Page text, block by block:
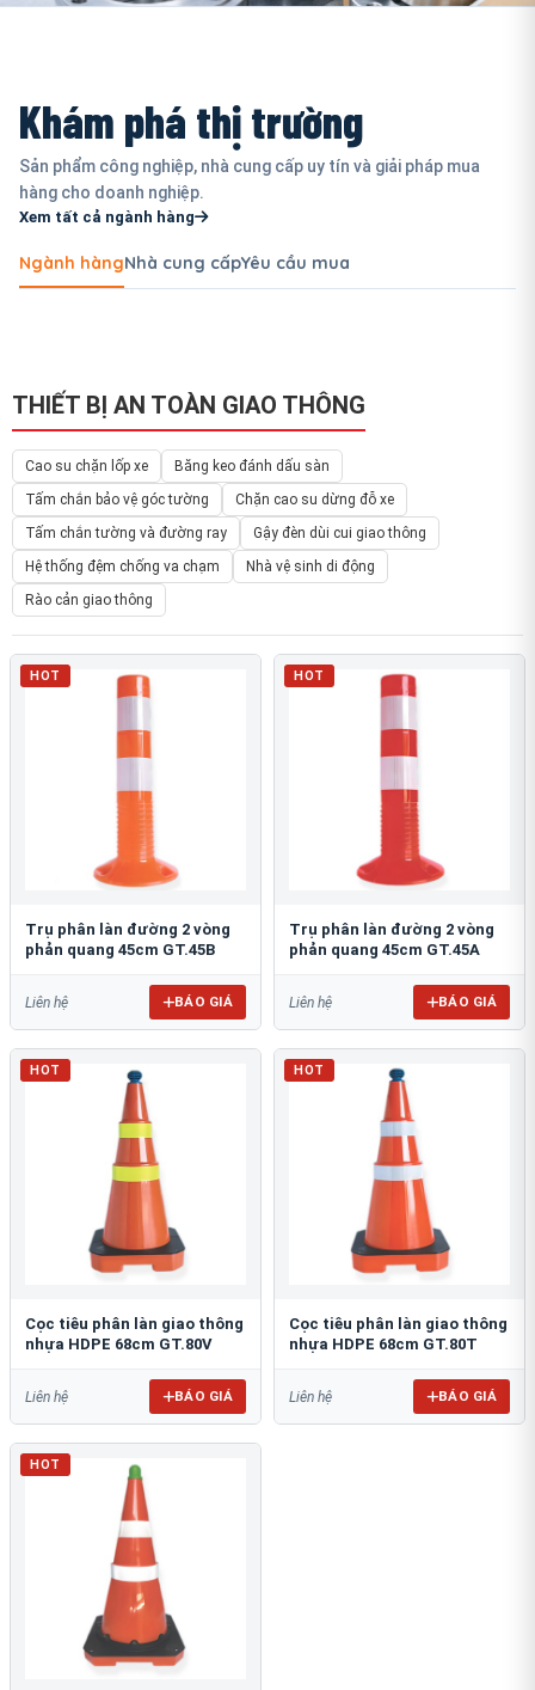
Khám phá thị trường
Sản phẩm công nghiệp, nhà cung cấp uy tín và giải pháp mua
hàng cho doanh nghiệp.
Xem tất cả ngành hàng
Ngành hàngNhà cung cấpYêu cầu mua
THIẾT BỊ AN TOÀN GIAO THÔNG
Cao su chặn lốp xe
Băng keo đánh dấu sàn
Tấm chắn bảo vệ góc tường
Chặn cao su dừng đỗ xe
Tấm chắn tường và đường ray
Gậy đèn dùi cui giao thông
Hệ thống đệm chống va chạm
Nhà vệ sinh di động
Rào cản giao thông
HOT
Trụ phân làn đường 2 vòng
phản quang 45cm GT.45B
Liên hệ BÁO GIÁ
HOT
Trụ phân làn đường 2 vòng
phản quang 45cm GT.45A
Liên hệ BÁO GIÁ
HOT
Cọc tiêu phân làn giao thông
nhựa HDPE 68cm GT.80V
Liên hệ BÁO GIÁ
HOT
Cọc tiêu phân làn giao thông
nhựa HDPE 68cm GT.80T
Liên hệ BÁO GIÁ
HOT